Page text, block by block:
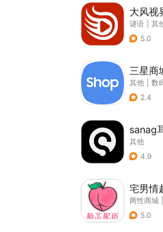
大风视
谜语
其
5.0
三星商
其他
数
2.4
sanag
其他
4.9
宅男情
两性商城
5.0